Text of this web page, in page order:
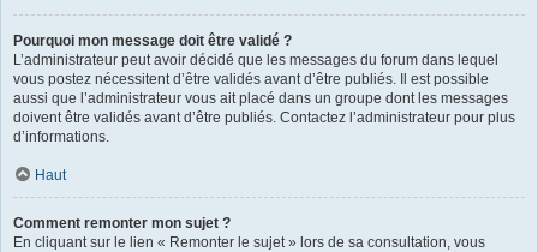
Pourquoi mon message doit être validé ?
L’administrateur peut avoir décidé que les messages du forum dans lequel
vous postez nécessitent d’être validés avant d’être publiés. Il est possible
aussi que l’administrateur vous ait placé dans un groupe dont les messages
doivent être validés avant d’être publiés. Contactez l’administrateur pour plus
d’informations.
Haut
Comment remonter mon sujet ?
En cliquant sur le lien « Remonter le sujet » lors de sa consultation, vous